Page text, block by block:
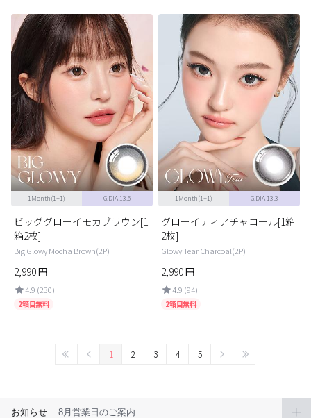
1Month(1+1) G.DIA 13.6
ビッググローイモカブラウン[1
箱2枚]
Big Glowy Mocha Brown(2P)
2,990円
4.9 (230)
2箱目無料
1Month(1+1) G.DIA 13.3
グローイティアチャコール[1箱
2枚]
Glowy Tear Charcoal(2P)
2,990円
4.9 (94)
2箱目無料
1 2 3 4 5
お知らせ 8月営業日のご案内